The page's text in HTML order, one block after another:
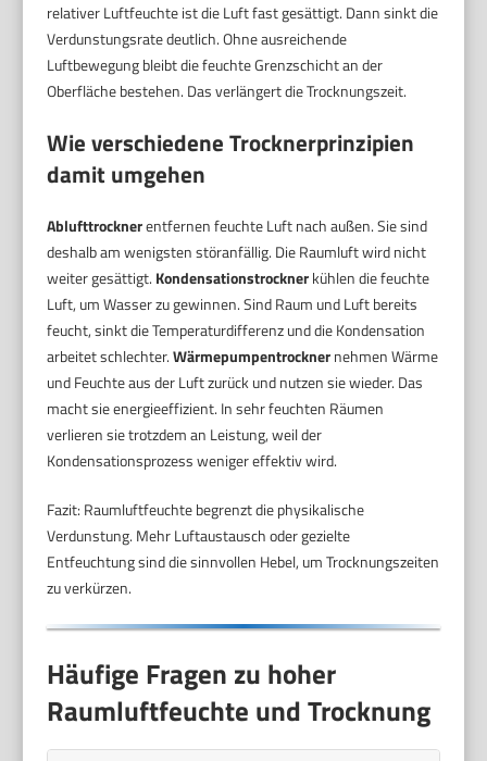
relativer Luftfeuchte ist die Luft fast gesättigt. Dann sinkt die
Verdunstungsrate deutlich. Ohne ausreichende
Luftbewegung bleibt die feuchte Grenzschicht an der
Oberfläche bestehen. Das verlängert die Trocknungszeit.
Wie verschiedene Trocknerprinzipien
damit umgehen
Ablufttrocknerentfernen feuchte Luft nach außen. Sie sind
deshalb am wenigsten störanfällig. Die Raumluft wird nicht
weiter gesättigt. Kondensationstrocknerkühlen die feuchte
Luft, um Wasser zu gewinnen. Sind Raum und Luft bereits
feucht, sinkt die Temperaturdifferenz und die Kondensation
arbeitet schlechter.Wärmepumpentrocknernehmen Wärme
und Feuchte aus der Luft zurück und nutzen sie wieder. Das
macht sie energieeffizient. In sehr feuchten Räumen
verlieren sie trotzdem an Leistung, weil der
Kondensationsprozess weniger effektiv wird.
Fazit: Raumluftfeuchte begrenzt die physikalische
Verdunstung. Mehr Luftaustausch oder gezielte
Entfeuchtung sind die sinnvollen Hebel, um Trocknungszeiten
zu verkürzen.
Häufige Fragen zu hoher
Raumluftfeuchte und Trocknung